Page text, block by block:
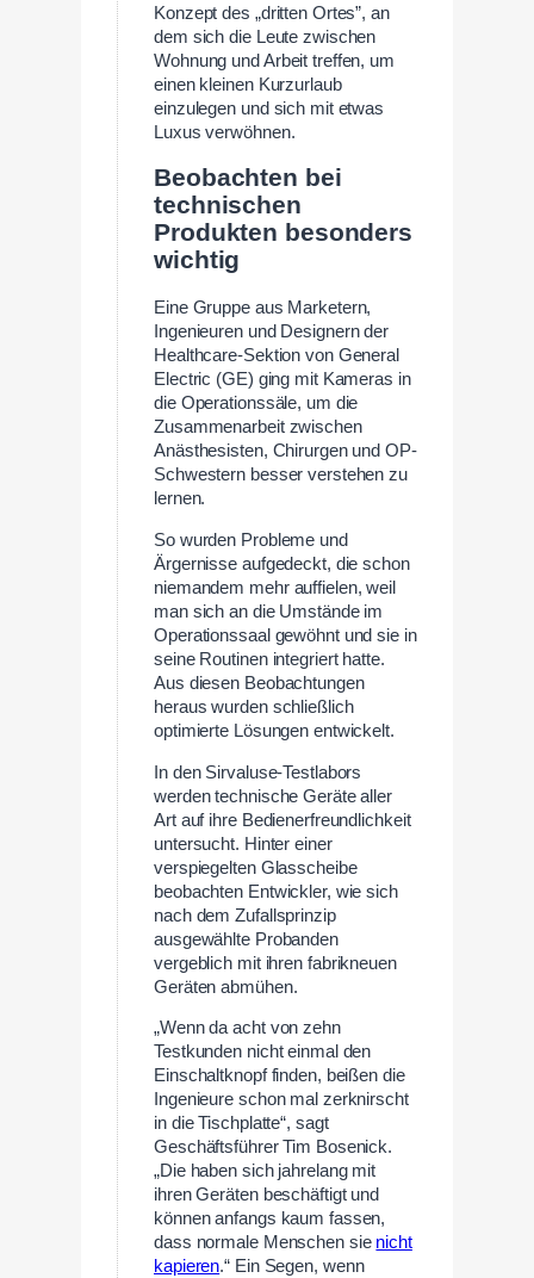
Konzept des „dritten Ortes”, an
dem sich die Leute zwischen
Wohnung und Arbeit treffen, um
einen kleinen Kurzurlaub
einzulegen und sich mit etwas
Luxus verwöhnen.
Beobachten bei
technischen
Produkten besonders
wichtig
Eine Gruppe aus Marketern,
Ingenieuren und Designern der
Healthcare-Sektion von General
Electric (GE) ging mit Kameras in
die Operationssäle, um die
Zusammenarbeit zwischen
Anästhesisten, Chirurgen und OP-
Schwestern besser verstehen zu
lernen.
So wurden Probleme und
Ärgernisse aufgedeckt, die schon
niemandem mehr auffielen, weil
man sich an die Umstände im
Operationssaal gewöhnt und sie in
seine Routinen integriert hatte.
Aus diesen Beobachtungen
heraus wurden schließlich
optimierte Lösungen entwickelt.
In den Sirvaluse-Testlabors
werden technische Geräte aller
Art auf ihre Bedienerfreundlichkeit
untersucht. Hinter einer
verspiegelten Glasscheibe
beobachten Entwickler, wie sich
nach dem Zufallsprinzip
ausgewählte Probanden
vergeblich mit ihren fabrikneuen
Geräten abmühen.
„Wenn da acht von zehn
Testkunden nicht einmal den
Einschaltknopf finden, beißen die
Ingenieure schon mal zerknirscht
in die Tischplatte“, sagt
Geschäftsführer Tim Bosenick.
„Die haben sich jahrelang mit
ihren Geräten beschäftigt und
können anfangs kaum fassen,
dass normale Menschen sie nicht
kapieren.“ Ein Segen, wenn